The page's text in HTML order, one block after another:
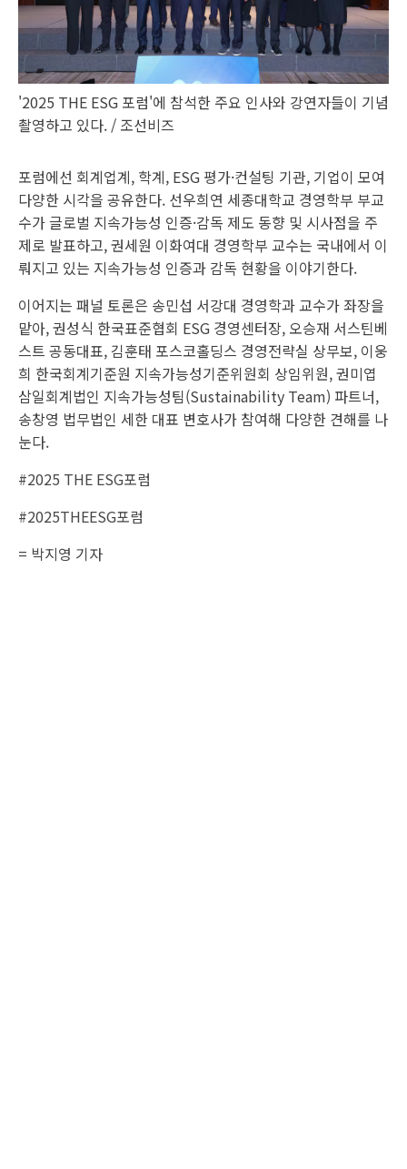
'2025 THE ESG 포럼'에 참석한 주요 인사와 강연자들이 기념
촬영하고 있다. / 조선비즈
포럼에선 회계업계, 학계, ESG 평가·컨설팅 기관, 기업이 모여
다양한 시각을 공유한다. 선우희연 세종대학교 경영학부 부교
수가 글로벌 지속가능성 인증·감독 제도 동향 및 시사점을 주
제로 발표하고, 권세원 이화여대 경영학부 교수는 국내에서 이
뤄지고 있는 지속가능성 인증과 감독 현황을 이야기한다.
이어지는 패널 토론은 송민섭 서강대 경영학과 교수가 좌장을
맡아, 권성식 한국표준협회 ESG 경영센터장, 오승재 서스틴베
스트 공동대표, 김훈태 포스코홀딩스 경영전략실 상무보, 이웅
희 한국회계기준원 지속가능성기준위원회 상임위원, 권미엽
삼일회계법인 지속가능성팀(Sustainability Team) 파트너,
송창영 법무법인 세한 대표 변호사가 참여해 다양한 견해를 나
눈다.
#2025 THE ESG포럼
#2025THEESG포럼
= 박지영 기자